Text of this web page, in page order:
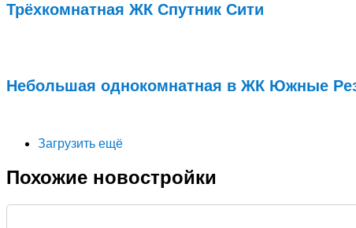
Трёхкомнатная ЖК Спутник Сити
Небольшая однокомнатная в ЖК Южные
Загрузить ещё
Похожие новостройки